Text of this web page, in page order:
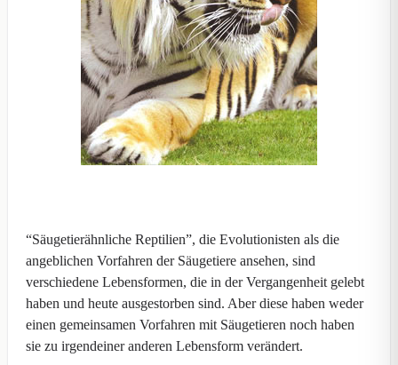
“Säugetierähnliche Reptilien”, die Evolutionisten als die
angeblichen Vorfahren der Säugetiere ansehen, sind
verschiedene Lebensformen, die in der Vergangenheit gelebt
haben und heute ausgestorben sind. Aber diese haben weder
einen gemeinsamen Vorfahren mit Säugetieren noch haben
sie zu irgendeiner anderen Lebensform verändert.